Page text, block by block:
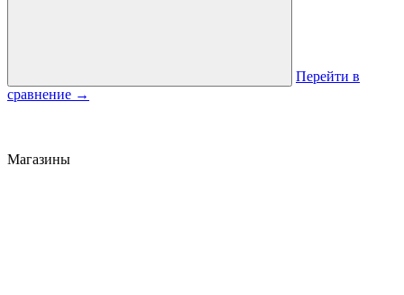
Перейти в
сравнение →
Магазины